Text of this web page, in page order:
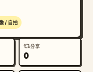
/ 自拍
分享
0